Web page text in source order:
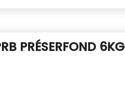
PRÉSERFOND 6KG